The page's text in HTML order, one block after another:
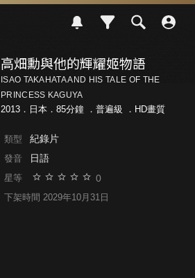
高畑勳與他的輝耀姬物語
ISAO TAKAHATA AND HIS TALE OF THE
PRINCESS KAGUYA
2013．日本．85分鐘 ． 普遍級 ．HD畫質
類型 紀錄片
發音 日語
星等 0
下架時間 2029年10月31日